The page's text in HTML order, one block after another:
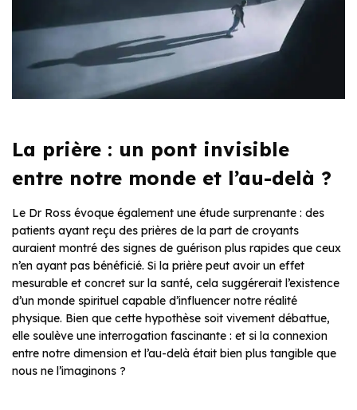
La prière : un pont invisible
entre notre monde et l’au-delà ?
Le Dr Ross évoque également une étude surprenante : des
patients ayant reçu des prières de la part de croyants
auraient montré des signes de guérison plus rapides que ceux
n’en ayant pas bénéficié. Si la prière peut avoir un effet
mesurable et concret sur la santé, cela suggérerait l’existence
d’un monde spirituel capable d’influencer notre réalité
physique. Bien que cette hypothèse soit vivement débattue,
elle soulève une interrogation fascinante : et si la connexion
entre notre dimension et l’au-delà était bien plus tangible que
nous ne l’imaginons ?